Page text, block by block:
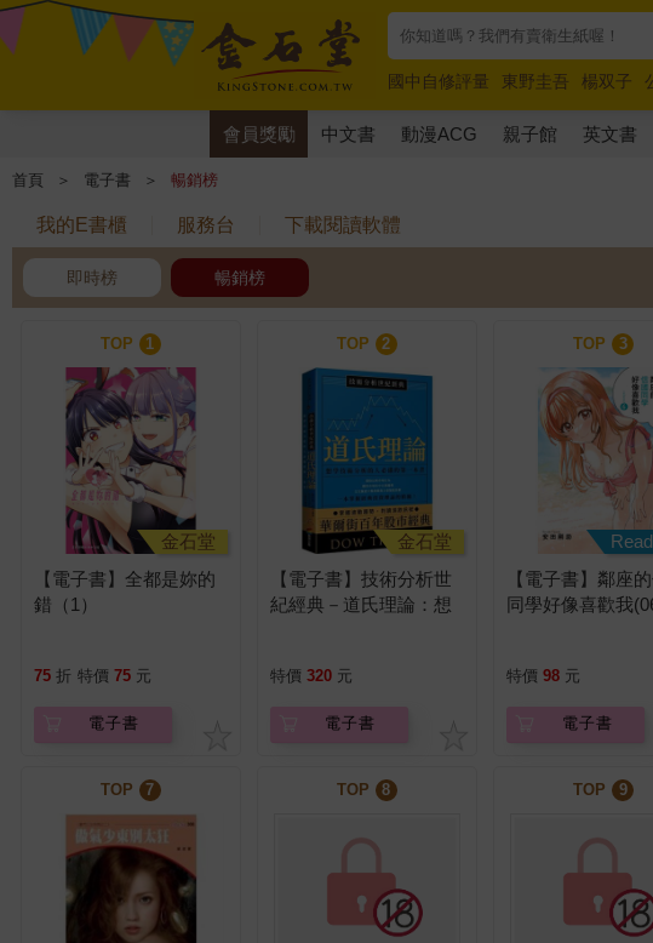
國中自修評量 東野圭吾 楊双子
唯紅花綻放
奧德賽 路邊攤新作
會員獎勵 中文書 動漫ACG 親子館 英文書
首頁 ＞ 電子書 ＞ 暢銷榜
我的E書櫃 服務台 下載閱讀軟體
即時榜 暢銷榜
TOP 1
金石堂
【電子書】全都是妳的
錯（1）
75 折 特價 75 元
電子書
TOP 2
金石堂
【電子書】技術分析世
紀經典－道氏理論：想
特價 320 元
電子書
TOP 3
【電子書】鄰座
同學好像喜歡我
特價 98 元
電子書
TOP 7 TOP 8 TOP 9